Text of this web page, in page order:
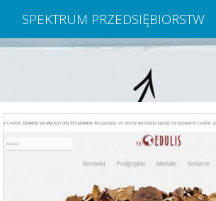
SPEKTRUM PRZEDSIĘBIORSTW